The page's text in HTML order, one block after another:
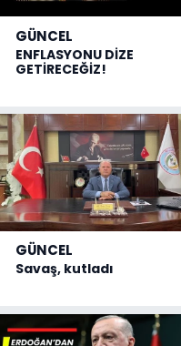
GÜNCEL
ENFLASYONU DİZE
GETİRECEĞİZ!
GÜNCEL
Savaş, kutladı